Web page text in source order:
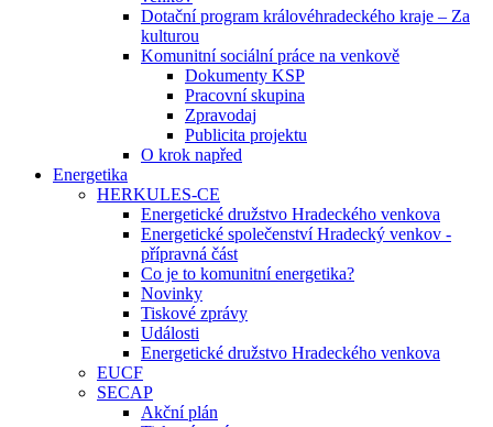
Dotační program královéhradeckého kraje – Za
kulturou
Komunitní sociální práce na venkově
Dokumenty KSP
Pracovní skupina
Zpravodaj
Publicita projektu
O krok napřed
Energetika
HERKULES-CE
Energetické družstvo Hradeckého venkova
Energetické společenství Hradecký venkov -
přípravná část
Co je to komunitní energetika?
Novinky
Tiskové zprávy
Události
Energetické družstvo Hradeckého venkova
EUCF
SECAP
Akční plán